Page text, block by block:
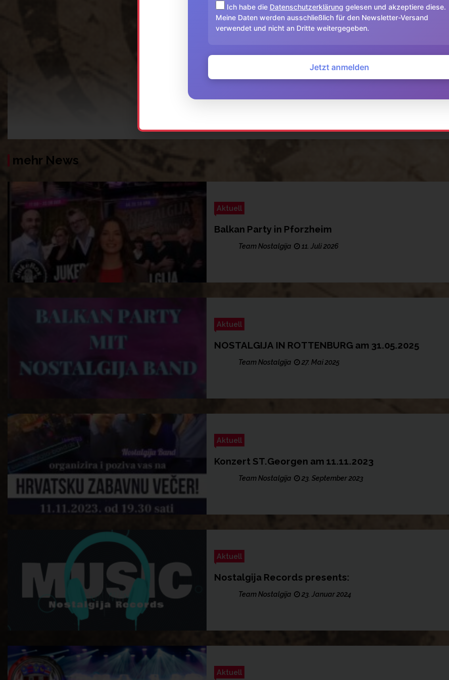
mehr News
Aktuell
Balkan Party in Pforzheim
Team Nostalgija 11. Juli 2026
Aktuell
NOSTALGIJA IN ROTTENBURG am 31.05.2025
Team Nostalgija 27. Mai 2025
Aktuell
Konzert ST.Georgen am 11.11.2023
Team Nostalgija 23. September 2023
Aktuell
Nostalgija Records presents:
Team Nostalgija 23. Januar 2024
Aktuell
Ich habe die Datenschutzerklärung gelesen und akzeptiere diese.
Meine Daten werden ausschließlich für den Newsletter-Versand
verwendet und nicht an Dritte weitergegeben.
Jetzt anmelden